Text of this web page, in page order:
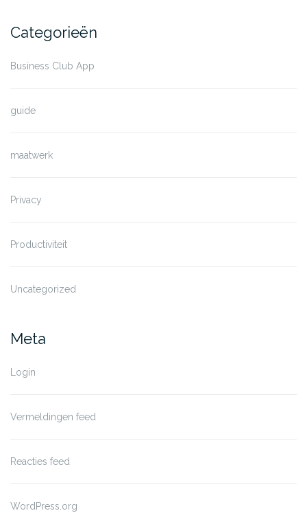
Categorieën
Business Club App
guide
maatwerk
Privacy
Productiviteit
Uncategorized
Meta
Login
Vermeldingen feed
Reacties feed
WordPress.org